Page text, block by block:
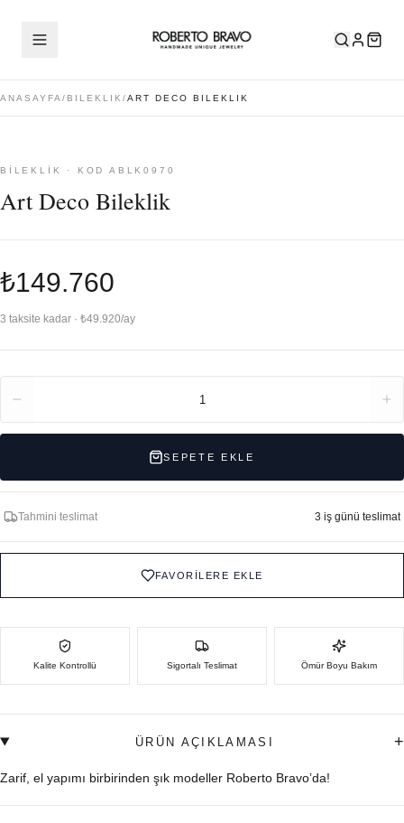
ANASAYFA / BILEKLIK /ART DECO BILEKLIK
BILEKLIK · KOD ABLK0970
Art Deco Bileklik
₺149.760
3 taksite kadar · ₺49.920/ay
1
SEPETE EKLE
Tahmini teslimat 3 iş günü teslimat
FAVORİLERE EKLE
Kalite Kontrollü Sigortalı Teslimat Ömür Boyu Bakım
ÜRÜN AÇIKLAMASI +
Zarif, el yapımı birbirinden şık modeller Roberto Bravo’da!